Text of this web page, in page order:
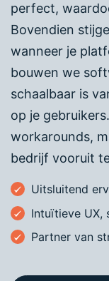
perfect,
Bovendien
wanneer je
bouwen we
schaalbaar is
op je
workarounds,
bedrijf vooruit
Uitsluitend
Intuïtieve UX,
Partner van